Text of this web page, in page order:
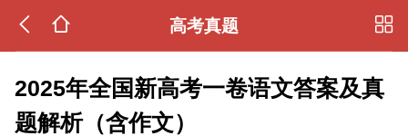
高考真题
2025年全国新高考一卷语文答案及真
题解析（含作文）